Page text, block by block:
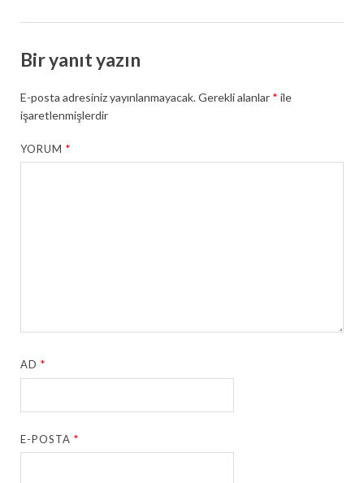
Bir yanıt yazın
E-posta adresiniz yayınlanmayacak.Gerekli alanlar * ile
işaretlenmişlerdir
YORUM*
AD*
E-POSTA*